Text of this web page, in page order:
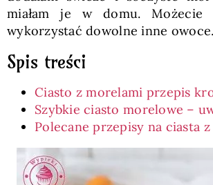
miałam je w domu. Możecie
wykorzystać dowolne inne owoce.
Spis treści
Ciasto z morelami przepis
Szybkie ciasto morelowe –
Polecane przepisy na ciasta